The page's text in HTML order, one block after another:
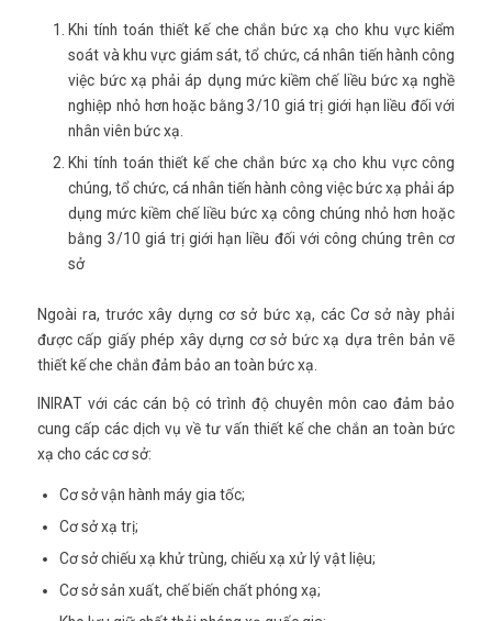
Khi tính toán thiết kế che chắn bức xạ cho khu vực kiểm
soát và khu vực giám sát, tổ chức, cá nhân tiến hành công
việc bức xạ phải áp dụng mức kiềm chế liều bức xạ nghề
nghiệp nhỏ hơn hoặc bằng 3/10 giá trị giới hạn liều đối với
nhân viên bức xạ.
Khi tính toán thiết kế che chắn bức xạ cho khu vực công
chúng, tổ chức, cá nhân tiến hành công việc bức xạ phải áp
dụng mức kiềm chế liều bức xạ công chúng nhỏ hơn hoặc
bằng 3/10 giá trị giới hạn liều đối với công chúng trên cơ
sở
Ngoài ra, trước xây dựng cơ sở bức xạ, các Cơ sở này phải
được cấp giấy phép xây dựng cơ sở bức xạ dựa trên bản vẽ
thiết kế che chắn đảm bảo an toàn bức xạ.
INIRAT với các cán bộ có trình độ chuyên môn cao đảm bảo
cung cấp các dịch vụ về tư vấn thiết kế che chắn an toàn bức
xạ cho các cơ sở:
Cơ sở vận hành máy gia tốc;
Cơ sở xạ trị;
Cơ sở chiếu xạ khử trùng, chiếu xạ xử lý vật liệu;
Cơ sở sản xuất, chế biến chất phóng xạ;